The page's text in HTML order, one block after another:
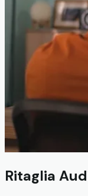
Ritaglia